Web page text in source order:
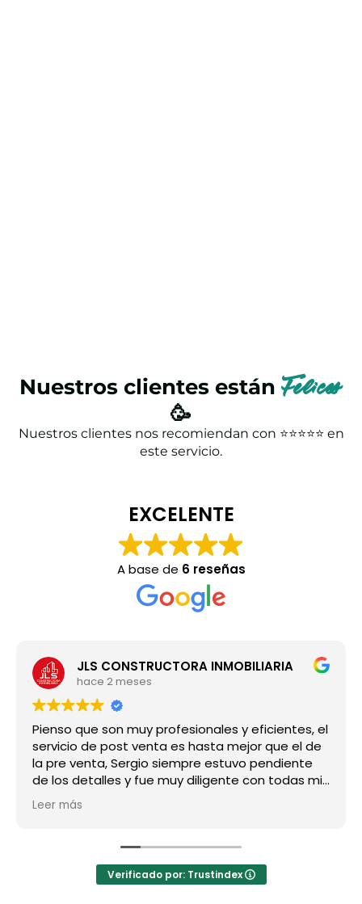
Nuestros clientes están Felices
🥳
Nuestros clientes nos recomiendan con ⭐⭐⭐⭐⭐ en
este servicio.
EXCELENTE
A base de 6 reseñas
JLS CONSTRUCTORA INMOBILIARIA
hace 2 meses
Pienso que son muy profesionales y eficientes, el
servicio de post venta es hasta mejor que el de
la pre venta, Sergio siempre estuvo pendiente
de los detalles y fue muy diligente con todas mis
preguntas, super recomendado, a nosotros nos
ha ido increíble!!!
Leer más
Verificado por: Trustindex